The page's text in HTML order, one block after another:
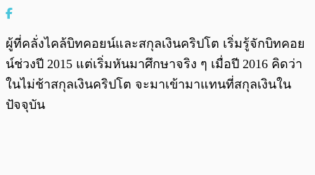
ผู้ที่คลั่งไคล้บิทคอยน์และสกุลเงินคริปโต เริ่มรู้จักบิทคอย
น์ช่วงปี 2015 แต่เริ่มหันมาศึกษาจริง ๆ เมื่อปี 2016 คิดว่า
ในไม่ช้าสกุลเงินคริปโต จะมาเข้ามาแทนที่สกุลเงินใน
ปัจจุบัน